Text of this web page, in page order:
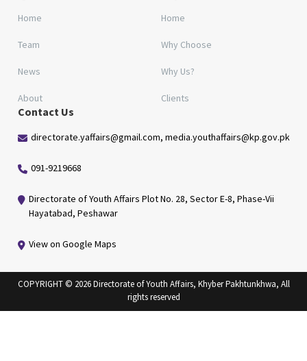
Home
Team
News
About
Home
Why Choose
Why Us?
Clients
Contact Us
directorate.yaffairs@gmail.com, media.youthaffairs@kp.gov.pk
091-9219668
Directorate of Youth Affairs Plot No. 28, Sector E-8, Phase-Vii
Hayatabad, Peshawar
View on Google Maps
COPYRIGHT © 2026 Directorate of Youth Affairs, Khyber Pakhtunkhwa, All
rights reserved